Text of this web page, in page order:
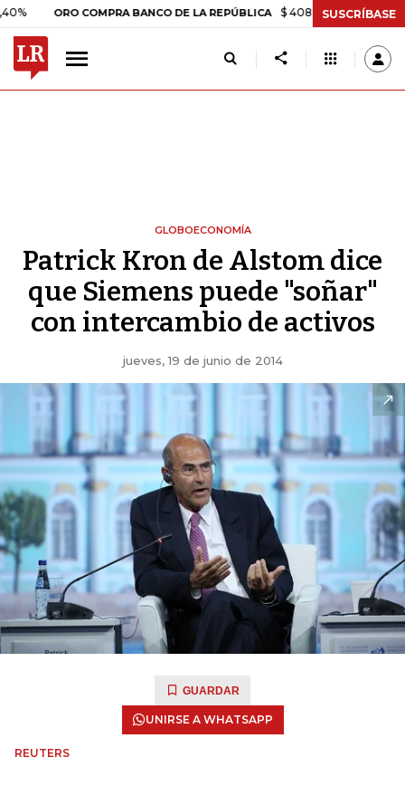
ORO COMPRA BANCO DE LA REPÚBLICA $ 408.498,97 +$ 8.753,81
SUSCRÍBASE
GLOBOECONOMÍA
Patrick Kron de Alstom dice
que Siemens puede "soñar"
con intercambio de activos
jueves, 19 de junio de 2014
GUARDAR
UNIRSE A WHATSAPP
REUTERS